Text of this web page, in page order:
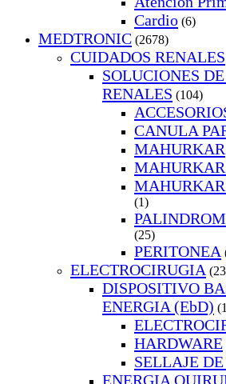
Cardio (6)
MEDTRONIC (2678)
CUIDADOS RENALES
SOLUCIONES
RENALES (104)
CANULA
MAHURKAR
(1)
(25)
PERITONEA
ELECTROCIRUGIA
DISPOSITIVO
ENERGIA (EbD)
HARDWARE
SELLAJE DE
ENERGIA